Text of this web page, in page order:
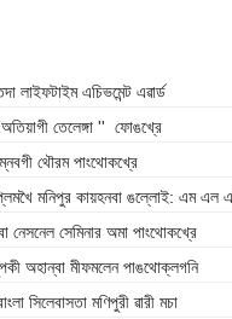
লাইফটাইম এচিভমেন্ট এৱার্ড
তেলেঙ্গা '' ফোঙখ্রে
থৌরম পাংথোকখ্রে
মনিপুর কায়হনবা ঙল্লোই: এম এল
সেমিনার অমা পাংথোকখ্রে
অহান্বা মীফমলেন পাঙথোক্লগনি
সিলেবাসতা মণিপুরী ৱারী মচা